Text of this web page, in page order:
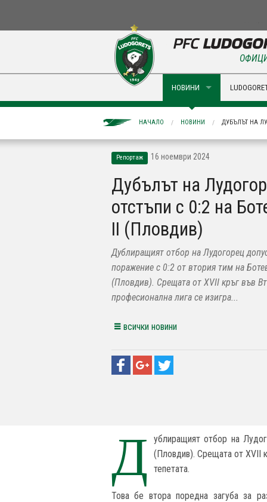
НОВИНИ
НАЧАЛО НОВИНИ ДУБЪЛЪТ НА
Репортаж 16 ноември 2024
Дубълът на
отстъпи с 0:2 на
II (Пловдив)
Дублиращият отбор на Лудогорец
поражение с 0:2 от втория тим на
(Пловдив). Срещата от XVII кръг във
професионална лига се изигра...
всички новини
Д ублиращият отбор на
(Пловдив). Срещата от XVII
тепетата.
Това бе втора поредна загуба за